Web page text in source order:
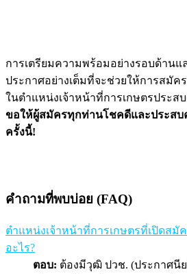
การเตรียมความพร้อมอย่างรอบด้านแ
ประกาศอย่างเต็มที่จะช่วยให้การสมัค
ในตำแหน่งเจ้าหน้าที่การเกษตรประส
ขอให้ผู้สมัครทุกท่านโชคดีและประสบ
ครั้งนี้!
คำถามที่พบบ่อย (FAQ)
ตำแหน่งเจ้าหน้าที่การเกษตรที่เปิดส
อะไร?
ตอบ: ต้องมีวุฒิ ปวช. (ประกาศนี